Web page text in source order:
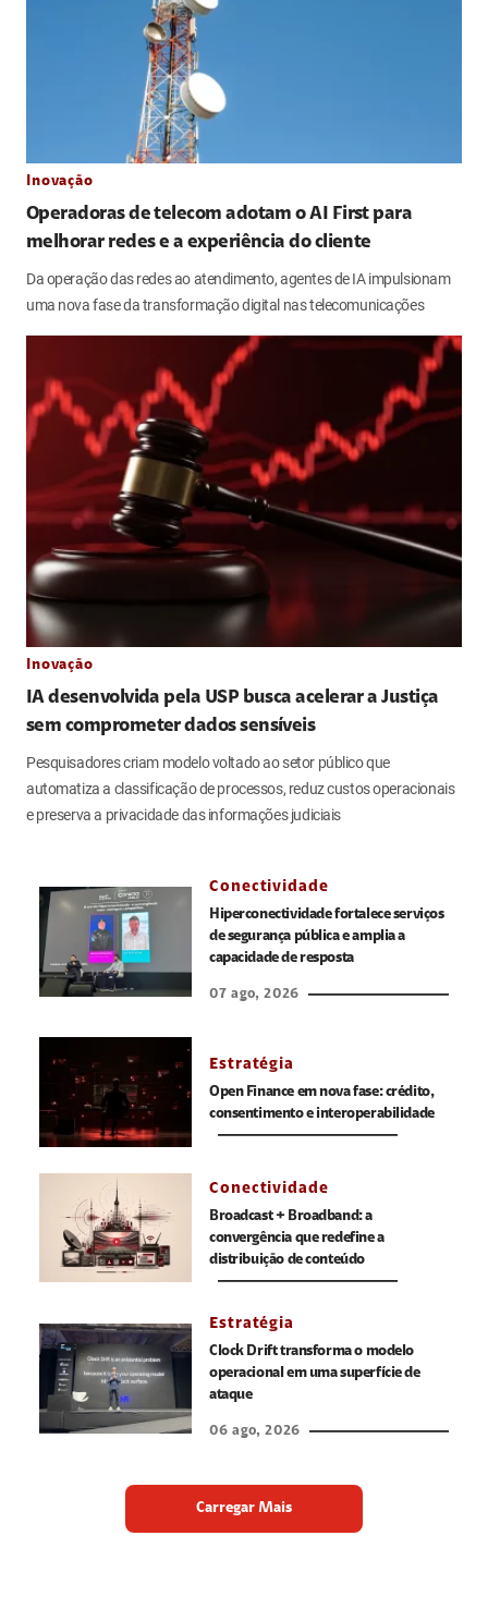
Inovação
Operadoras de telecom adotam o AI First para
melhorar redes e a experiência do cliente
Da operação das redes ao atendimento, agentes de IA impulsionam
uma nova fase da transformação digital nas telecomunicações
Inovação
IA desenvolvida pela USP busca acelerar a Justiça
sem comprometer dados sensíveis
Pesquisadores criam modelo voltado ao setor público que
automatiza a classificação de processos, reduz custos operacionais
e preserva a privacidade das informações judiciais
Conectividade
Hiperconectividade fortalece serviços
de segurança pública e amplia a
capacidade de resposta
07 ago, 2026
Estratégia
Open Finance em nova fase: crédito,
consentimento e interoperabilidade
Conectividade
Broadcast + Broadband: a
convergência que redefine a
distribuição de conteúdo
Estratégia
Clock Drift transforma o modelo
operacional em uma superfície de
ataque
06 ago, 2026
Carregar Mais